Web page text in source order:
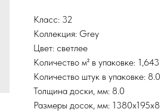
Класс: 32
Коллекция: Grey
Цвет: светлее
Количество м² в упаковке: 1,643
Количество штук в упаковке: 8.0
Толщина доски, мм: 8.0
Размеры досок, мм: 1380x195x8